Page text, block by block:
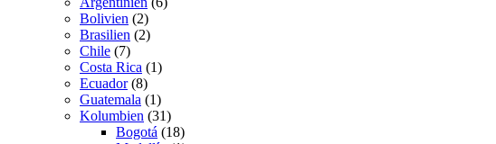
Bolivien (2)
Brasilien (2)
Chile (7)
Costa Rica (1)
Ecuador (8)
Guatemala (1)
Kolumbien (31)
Bogotá (18)